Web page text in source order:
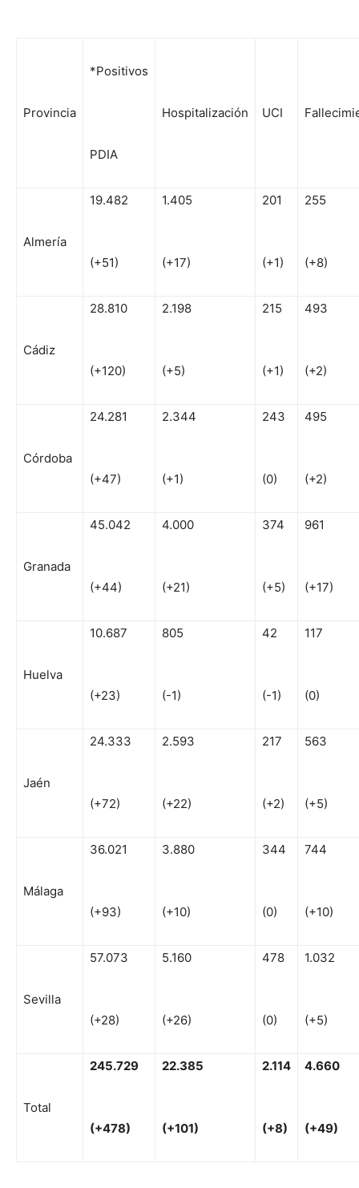
Provincia
*Positivos
PDIA
Hospitalización UCI
Almería
19.482
(+51)
1.405
(+17)
201
(+1)
255
(+8)
Cádiz
28.810
(+120)
2.198
(+5)
215
(+1)
493
(+2)
Córdoba
24.281
(+47)
2.344
(+1)
243
(0)
495
(+2)
Granada
45.042
(+44)
4.000
(+21)
374
(+5)
961
(+17)
Huelva
10.687
(+23)
805
(-1)
42
(-1)
117
(0)
Jaén
24.333
(+72)
2.593
(+22)
217
(+2)
563
(+5)
Málaga
36.021
(+93)
3.880
(+10)
344
(0)
744
(+10)
Sevilla
57.073
(+28)
5.160
(+26)
478
(0)
1.032
(+5)
Total
245.729
(+478)
22.385
(+101)
2.114
(+8)
4.660
(+49)